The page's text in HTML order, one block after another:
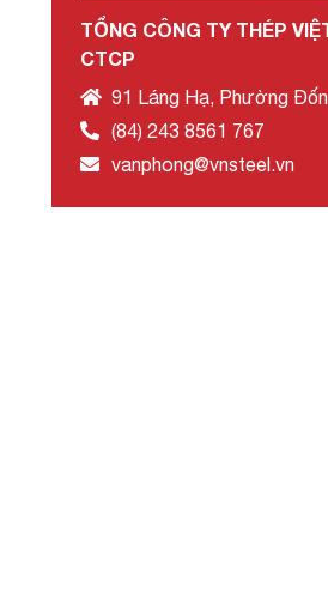
TỔNG CÔNG TY THÉP
CTCP
91 Láng Hạ, Phường
(84) 243 8561 767
vanphong@vnsteel.vn